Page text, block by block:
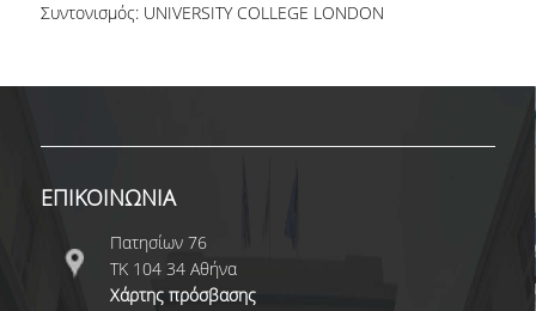
Συντονισμός: UNIVERSITY COLLEGE LONDON
ΕΠΙΚΟΙΝΩΝΙΑ
Πατησίων 76
ΤΚ 104 34 Αθήνα
Χάρτης πρόσβασης